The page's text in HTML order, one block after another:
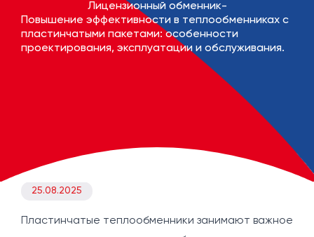
Лицензионный обменник-
Повышение эффективности в теплообменниках с
пластинчатыми пакетами: особенности
проектирования, эксплуатации и обслуживания.
25.08.2025
Пластинчатые теплообменники занимают важное